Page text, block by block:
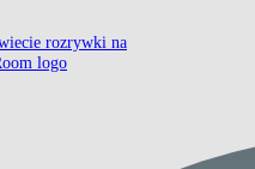
rozrywki na